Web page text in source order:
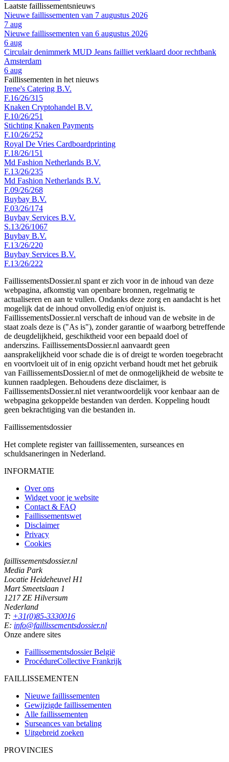
Laatste faillissementsnieuws
Nieuwe faillissementen van 7 augustus 2026
7 aug
Nieuwe faillissementen van 6 augustus 2026
6 aug
Circulair denimmerk MUD Jeans failliet verklaard door rechtbank
Amsterdam
6 aug
Faillissementen in het nieuws
Irene's Catering B.V.
F.16/26/315
Knaken Cryptohandel B.V.
F.10/26/251
Stichting Knaken Payments
F.10/26/252
Royal De Vries Cardboardprinting
F.18/26/151
Md Fashion Netherlands B.V.
F.13/26/235
Md Fashion Netherlands B.V.
F.09/26/268
Buybay B.V.
F.03/26/174
Buybay Services B.V.
S.13/26/1067
Buybay B.V.
F.13/26/220
Buybay Services B.V.
F.13/26/222
FaillissementsDossier.nl spant er zich voor in de inhoud van deze
webpagina, afkomstig van openbare bronnen, regelmatig te
actualiseren en aan te vullen. Ondanks deze zorg en aandacht is het
mogelijk dat de inhoud onvolledig en/of onjuist is.
FaillissementsDossier.nl verschaft de inhoud van de website in de
staat zoals deze is ("As is"), zonder garantie of waarborg betreffende
de deugdelijkheid, geschiktheid voor een bepaald doel of
anderszins. FaillissementsDossier.nl aanvaardt geen
aansprakelijkheid voor schade die is of dreigt te worden toegebracht
en voortvloeit uit of in enig opzicht verband houdt met het gebruik
van FaillissementsDossier.nl of met de onmogelijkheid de website te
kunnen raadplegen. Behoudens deze disclaimer, is
FaillissementsDossier.nl niet verantwoordelijk voor kenbaar aan de
webpagina gekoppelde bestanden van derden. Koppeling houdt
geen bekrachtiging van die bestanden in.
Faillissementsdossier
Het complete register van faillissementen, surseances en
schuldsaneringen in Nederland.
INFORMATIE
Over ons
Widget voor je website
Contact & FAQ
Faillissementswet
Disclaimer
Privacy
Cookies
faillissementsdossier.nl
Media Park
Locatie Heideheuvel H1
Mart Smeetslaan 1
1217 ZE Hilversum
Nederland
T: +31(0)85-3330016
E: info@faillissementsdossier.nl
Onze andere sites
Faillissementsdossier België
ProcédureCollective Frankrijk
FAILLISSEMENTEN
Nieuwe faillissementen
Gewijzigde faillissementen
Alle faillissementen
Surseances van betaling
Uitgebreid zoeken
PROVINCIES